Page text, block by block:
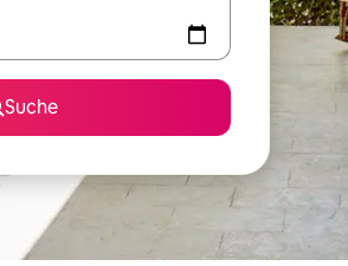
Suche